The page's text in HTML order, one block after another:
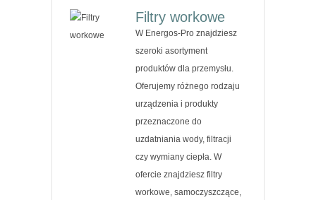
Filtry workowe
W Energos-Pro znajdziesz
szeroki asortyment
produktów dla przemysłu.
Oferujemy różnego rodzaju
urządzenia i produkty
przeznaczone do
uzdatniania wody, filtracji
czy wymiany ciepła. W
ofercie znajdziesz filtry
workowe, samoczyszczące,